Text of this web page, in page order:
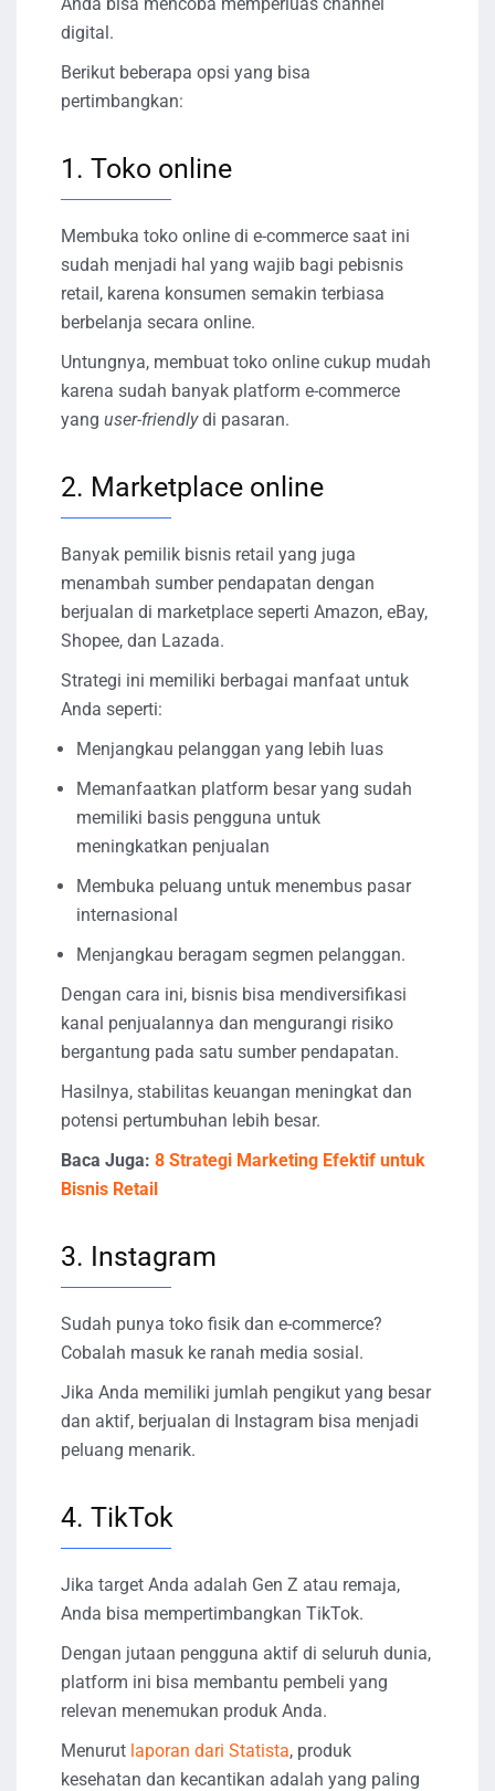
digital.
Berikut beberapa opsi yang bisa
pertimbangkan:
1. Toko online
Membuka toko online di e-commerce saat ini
sudah menjadi hal yang wajib bagi pebisnis
retail, karena konsumen semakin terbiasa
berbelanja secara online.
Untungnya, membuat toko online cukup mudah
karena sudah banyak platform e-commerce
yang user-friendlydi pasaran.
2. Marketplace online
Banyak pemilik bisnis retail yang juga
menambah sumber pendapatan dengan
berjualan di marketplace seperti Amazon, eBay,
Shopee, dan Lazada.
Strategi ini memiliki berbagai manfaat untuk
Anda seperti:
Menjangkau pelanggan yang lebih luas
Memanfaatkan platform besar yang sudah
memiliki basis pengguna untuk
meningkatkan penjualan
Membuka peluang untuk menembus pasar
internasional
Menjangkau beragam segmen pelanggan.
Dengan cara ini, bisnis bisa mendiversifikasi
kanal penjualannya dan mengurangi risiko
bergantung pada satu sumber pendapatan.
Hasilnya, stabilitas keuangan meningkat dan
potensi pertumbuhan lebih besar.
Baca Juga: 8 Strategi Marketing Efektif untuk
Bisnis Retail
3. Instagram
Sudah punya toko fisik dan e-commerce?
Cobalah masuk ke ranah media sosial.
Jika Anda memiliki jumlah pengikut yang besar
dan aktif, berjualan di Instagram bisa menjadi
peluang menarik.
4. TikTok
Jika target Anda adalah Gen Z atau remaja,
Anda bisa mempertimbangkan TikTok.
Dengan jutaan pengguna aktif di seluruh dunia,
platform ini bisa membantu pembeli yang
relevan menemukan produk Anda.
Menurut laporan dari Statista, produk
kesehatan dan kecantikan adalah yang paling